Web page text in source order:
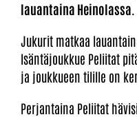
lauantaina Heinolassa.
Jukurit matkaa
Isäntäjoukkue Peliitat
ja joukkueen tilille on
Perjantaina Peliitat